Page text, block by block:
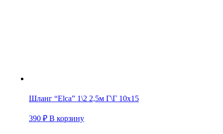
Шланг “Elca” 1\2 2,5м Г\Г 10х15
390 ₽ В корзину